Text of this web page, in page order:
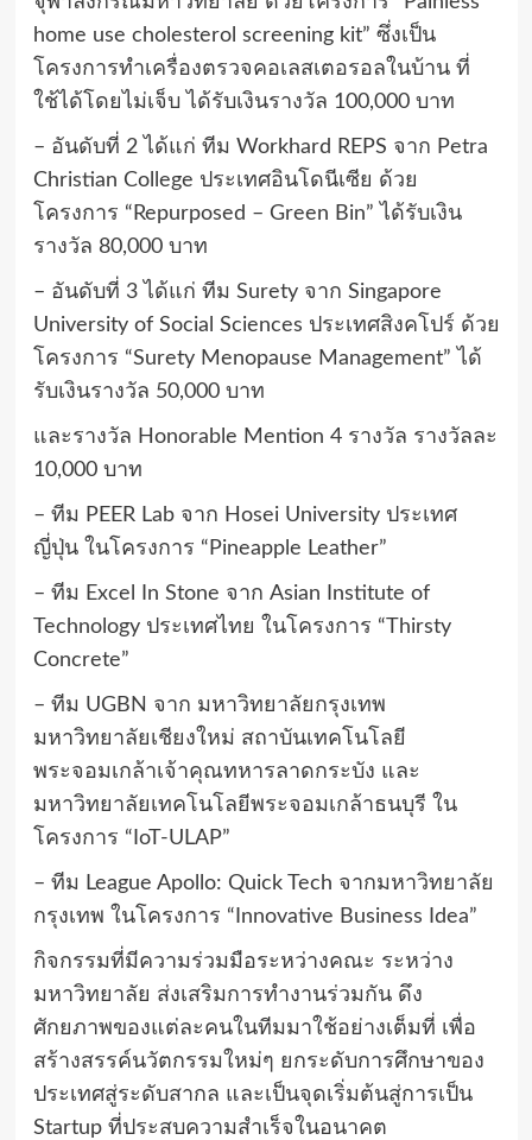
home use cholesterol screening kit” ซึ่งเป็น
โครงการทำเครื่องตรวจคอเลสเตอรอลในบ้าน ที่
ใช้ได้โดยไม่เจ็บ ได้รับเงินรางวัล 100,000 บาท
– อันดับที่ 2 ได้แก่ ทีม Workhard REPS จาก Petra
Christian College ประเทศอินโดนีเซีย ด้วย
โครงการ “Repurposed – Green Bin” ได้รับเงิน
รางวัล 80,000 บาท
– อันดับที่ 3 ได้แก่ ทีม Surety จาก Singapore
University of Social Sciences ประเทศสิงคโปร์ ด้วย
โครงการ “Surety Menopause Management” ได้
รับเงินรางวัล 50,000 บาท
และรางวัล Honorable Mention 4 รางวัล รางวัลละ
10,000 บาท
– ทีม PEER Lab จาก Hosei University ประเทศ
ญี่ปุ่น ในโครงการ “Pineapple Leather”
– ทีม Excel In Stone จาก Asian Institute of
Technology ประเทศไทย ในโครงการ “Thirsty
Concrete”
– ทีม UGBN จาก มหาวิทยาลัยกรุงเทพ
มหาวิทยาลัยเชียงใหม่ สถาบันเทคโนโลยี
พระจอมเกล้าเจ้าคุณทหารลาดกระบัง และ
มหาวิทยาลัยเทคโนโลยีพระจอมเกล้าธนบุรี ใน
โครงการ “IoT-ULAP”
– ทีม League Apollo: Quick Tech จากมหาวิทยาลัย
กรุงเทพ ในโครงการ “Innovative Business Idea”
กิจกรรมที่มีความร่วมมือระหว่างคณะ ระหว่าง
มหาวิทยาลัย ส่งเสริมการทำงานร่วมกัน ดึง
ศักยภาพของแต่ละคนในทีมมาใช้อย่างเต็มที่ เพื่อ
สร้างสรรค์นวัตกรรมใหม่ๆ ยกระดับการศึกษาของ
ประเทศสู่ระดับสากล และเป็นจุดเริ่มต้นสู่การเป็น
Startup ที่ประสบความสำเร็จในอนาคต